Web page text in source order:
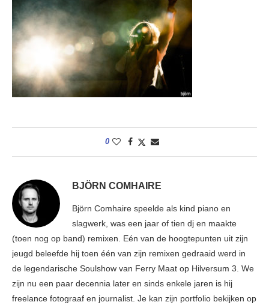
0
BJÖRN COMHAIRE
Björn Comhaire speelde als kind piano en
slagwerk, was een jaar of tien dj en maakte
(toen nog op band) remixen. Eén van de hoogtepunten uit zijn
jeugd beleefde hij toen één van zijn remixen gedraaid werd in
de legendarische Soulshow van Ferry Maat op Hilversum 3. We
zijn nu een paar decennia later en sinds enkele jaren is hij
freelance fotograaf en journalist. Je kan zijn portfolio bekijken op